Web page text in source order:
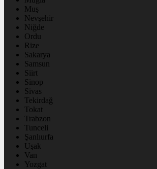
Muş
Nevşehir
Niğde
Ordu
Rize
Sakarya
Samsun
Siirt
Sinop
Sivas
Tekirdağ
Tokat
Trabzon
Tunceli
Şanlıurfa
Uşak
Van
Yozgat